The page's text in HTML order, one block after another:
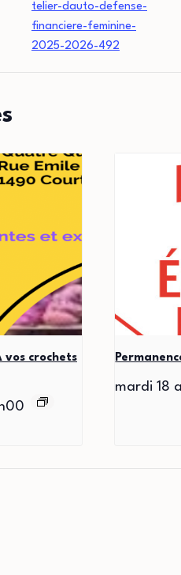
telier-dauto-defense-
financiere-feminine-
2025-2026-492
vos crochets
mardi 18